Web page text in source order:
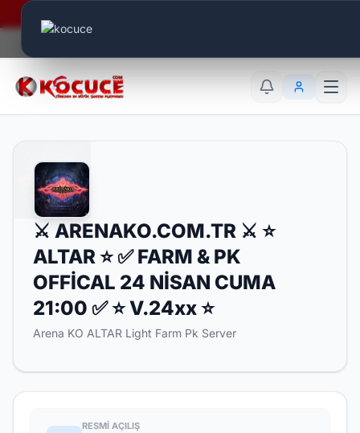
⚔️ ARENAKO.COM.TR ⚔️ ⭐
ALTAR ⭐ ✅ FARM & PK
OFFİCAL 24 NİSAN CUMA
21:00 ✅ ⭐ V.24xx ⭐
Arena KO ALTAR Light Farm Pk Server
RESMI AÇILIŞ